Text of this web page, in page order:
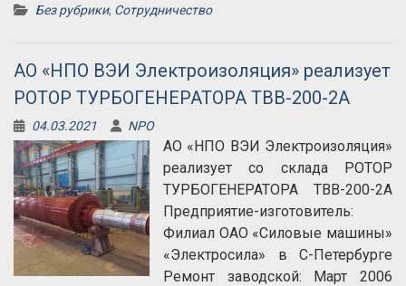
Без рубрики, Сотрудничество
АО «НПО ВЭИ Электроизоляция» реализует
РОТОР ТУРБОГЕНЕРАТОРА ТВВ-200-2А
04.03.2021 NPO
АО «НПО ВЭИ Электроизоляция»
реализует со склада РОТОР
ТУРБОГЕНЕРАТОРА ТВВ-200-2А
Предприятие-изготовитель:
Филиал ОАО «Силовые машины»
«Электросила» в С-Петербурге
Ремонт заводской: Март 2006